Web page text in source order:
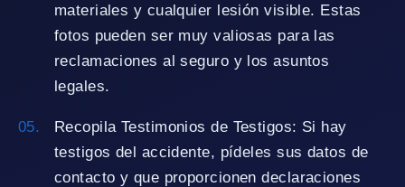
materiales y cualquier lesión visible. Estas
fotos pueden ser muy valiosas para las
reclamaciones al seguro y los asuntos
legales.
Recopila Testimonios de Testigos: Si hay
testigos del accidente, pídeles sus datos de
contacto y que proporcionen declaraciones